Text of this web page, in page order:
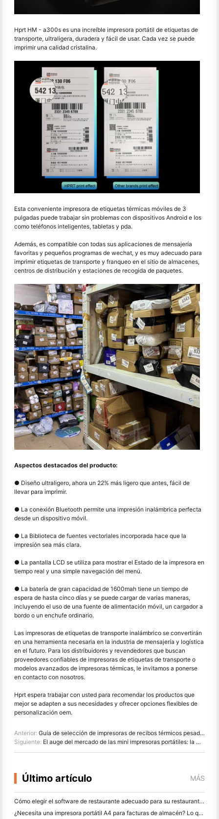
Hprt HM - a300s es una increíble impresora portátil de etiquetas de
transporte, ultraligera, duradera y fácil de usar. Cada vez se puede
imprimir una calidad cristalina.
Esta conveniente impresora de etiquetas térmicas móviles de 3
pulgadas puede trabajar sin problemas con dispositivos Android e Ios
como teléfonos inteligentes, tabletas y pda.
Además, es compatible con todas sus aplicaciones de mensajería
favoritas y pequeños programas de wechat, y es muy adecuado para
imprimir etiquetas de transporte y franqueo en el sitio de almacenes,
centros de distribución y estaciones de recogida de paquetes.
Aspectos destacados del producto:
● Diseño ultraligero, ahora un 22% más ligero que antes, fácil de
llevar para imprimir.
● La conexión Bluetooth permite una impresión inalámbrica perfecta
desde un dispositivo móvil.
● La Biblioteca de fuentes vectoriales incorporada hace que la
impresión sea más clara.
● La pantalla LCD se utiliza para mostrar el Estado de la impresora en
tiempo real y una simple navegación del menú.
● La batería de gran capacidad de 1600mah tiene un tiempo de
espera de hasta cinco días y se puede cargar de varias maneras,
incluyendo el uso de una fuente de alimentación móvil, un cargador a
bordo o un enchufe ordinario.
Las impresoras de etiquetas de transporte inalámbrico se convertirán
en una herramienta necesaria en la industria de mensajería y logística
en el futuro. Para los distribuidores y revendedores que buscan
proveedores confiables de impresoras de etiquetas de transporte o
modelos avanzados de impresoras térmicas, le invitamos a ponerse
en contacto con nosotros.
Hprt espera trabajar con usted para recomendar los productos que
mejor se adapten a sus necesidades y ofrecer opciones flexibles de
personalización oem.
Anterior: Guía de selección de impresoras de recibos térmicos pesados y confiables
Siguiente: El auge del mercado de las mini impresoras portátiles: la mina de oro de la temporada de regreso a la escuela
Último artículo MÁS
Cómo elegir el software de restaurante adecuado para su restaurante pequeño o mediano
¿Necesita una impresora portátil A4 para facturas de almacén? Lo que realmente funciona